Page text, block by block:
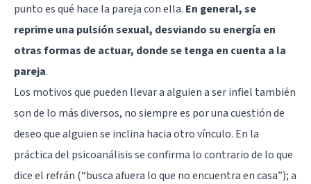
punto es qué hace la pareja con ella. En general, se
reprime una pulsión sexual, desviando su energía en
otras formas de actuar, donde se tenga en cuenta a la
pareja.
Los motivos que pueden llevar a alguien a ser infiel también
son de lo más diversos, no siempre es por una cuestión de
deseo que alguien se inclina hacia otro vínculo. En la
práctica del psicoanálisis se confirma lo contrario de lo que
dice el refrán (“busca afuera lo que no encuentra en casa”); a